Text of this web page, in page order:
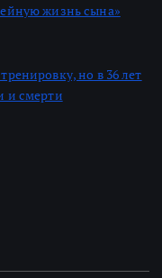
жизнь сына»
но в 36 лет
и смерти